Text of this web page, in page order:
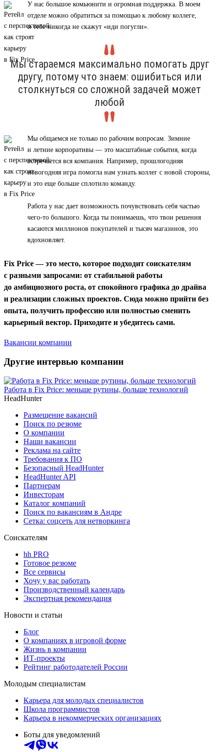
У нас большое комьюнити и огромная поддержка. В моем
отделе можно обратиться за помощью к любому коллеге,
и тебе никогда не скажут «иди погугли».
Мы стараемся максимально помогать друг
другу, потому что знаем: ошибиться или
столкнуться со сложной задачей может
любой
Мы общаемся не только по рабочим вопросам. Зимние
и летние корпоративы — это масштабные события, когда
встречается вся компания. Например, прошлогодняя
новогодняя игра помогла нам узнать коллег с новой стороны,
и это еще больше сплотило команду.
Работа у нас дает возможность почувствовать себя частью
чего-то большого. Когда ты понимаешь, что твои решения
касаются миллионов покупателей и тысяч магазинов, это
вдохновляет.
Fix Price — это место, которое подходит соискателям
с разными запросами: от стабильной работы
до амбициозного роста, от спокойного графика до драйва
и реализации сложных проектов. Сюда можно прийти без
опыта, получить профессию или полностью сменить
карьерный вектор. Приходите и убедитесь сами.
Вакансии компании
Другие интервью компании
Работа в Fix Price: меньше рутины, больше технологий
HeadHunter
Размещение вакансий
Поиск по резюме
О компании
Наши вакансии
Реклама на сайте
Требования к ПО
Безопасный HeadHunter
HeadHunter API
Партнерам
Инвесторам
Каталог компаний
Поиск по вакансиям в Андре
Сетка: соцсеть для нетворкинга
Соискателям
hh PRO
Готовое резюме
Все сервисы
Хочу у вас работать
Производственный календарь
Экспертная рекомендация
Новости и статьи
Блог
О компаниях в игровой форме
Жизнь в компании
ИТ-проекты
Рейтинг работодателей России
Молодым специалистам
Карьера для молодых специалистов
Школа программистов
Карьера в некоммерческих организациях
Боты для уведомлений